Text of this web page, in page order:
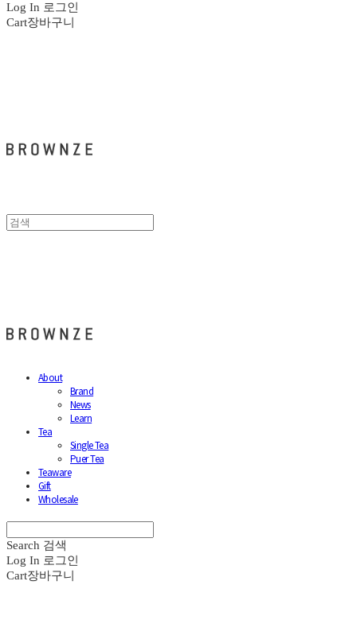
Log In 로그인
Cart장바구니
About
Brand
News
Learn
Tea
Single Tea
Puer Tea
Teaware
Gift
Wholesale
Search 검색
Log In 로그인
Cart장바구니